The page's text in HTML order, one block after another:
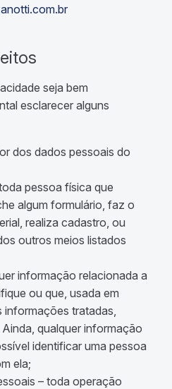
seja bem
esclarecer alguns
dos dados pessoais do
pessoa física que
algum formulário, faz o
realiza cadastro, ou
outros meios listados
informação relacionada a
ou que, usada em
tratadas,
qualquer informação
identificar uma pessoa
ela;
– toda operação